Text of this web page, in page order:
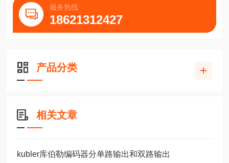
服务热线
18621312427
产品分类
相关文章
kubler库伯勒编码器分单路输出和双路输出